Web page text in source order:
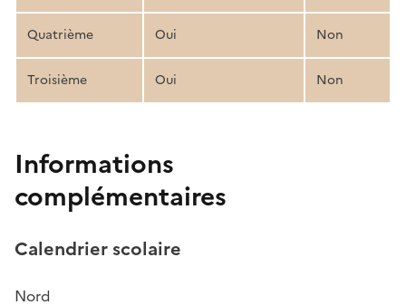
Quatrième Oui Non
Troisième Oui Non
Informations
complémentaires
Calendrier scolaire
Nord